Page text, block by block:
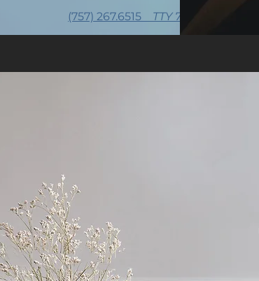
(757) 267.6515 TTY 711